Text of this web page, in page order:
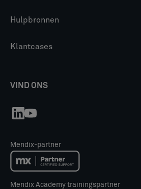
Hulpbronnen
Klantcases
VIND ONS
Mendix-partner
Mendix Academy trainingspartner